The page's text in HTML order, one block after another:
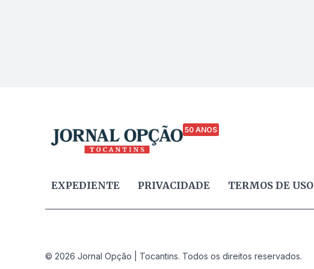
50 ANOS
EXPEDIENTE PRIVACIDADE TERMOS DE USO
© 2026 Jornal Opção | Tocantins. Todos os direitos reservados.